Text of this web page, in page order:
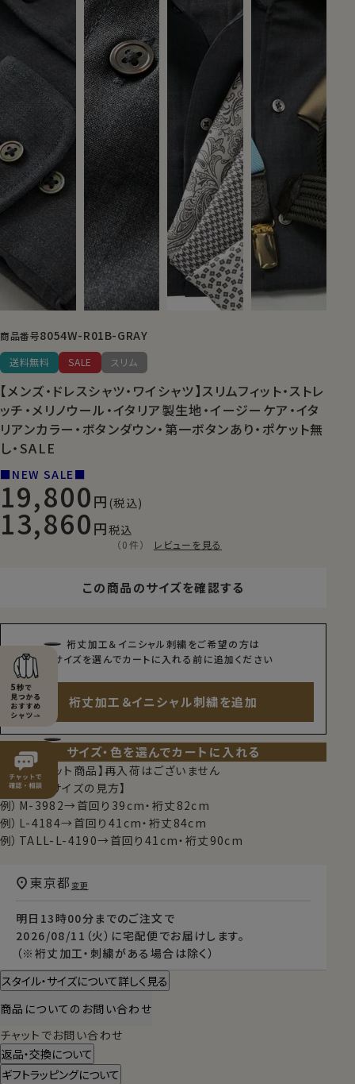
商品番号8054W-R01B-GRAY
送料無料 SALE スリム
【メンズ・ドレスシャツ・ワイシャツ】スリムフィット・ストレ
ッチ・メリノウール・イタリア製生地・イージーケア・イタ
リアンカラー・ボタンダウン・第一ボタンあり・ポケット無
し・SALE
■NEW SALE■
19,800 (税込)
13,860 税込
（0件） レビューを見る
この商品のサイズを確認する
裄丈加工＆イニシャル刺繍をご希望の方は
サイズを選んでカートに入れる前に追加ください
裄丈加工＆イニシャル刺繍を追加
サイズ・色を選んでカートに入れる
【限定スポット商品】再入荷はございません
【シャツのサイズの見方】
例）M-3982→首回り39cm・裄丈82cm
例）L-4184→首回り41cm・裄丈84cm
例）TALL-L-4190→首回り41cm・裄丈90cm
明日 13時00分 までのご注文で
2026/08/11（火） に宅配便 でお届けします。
（※裄丈加工・刺繍がある場合は除く）
東京都 変更
スタイル・サイズについて詳しく見る
商品についてのお問い合わせ
チャットでお問い合わせ
返品・交換について
ギフトラッピングについて